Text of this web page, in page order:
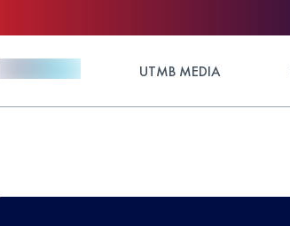
UTMB MEDIA